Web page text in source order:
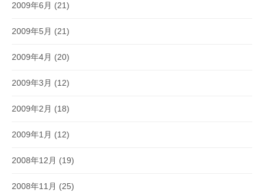
2009年6月 (21)
2009年5月 (21)
2009年4月 (20)
2009年3月 (12)
2009年2月 (18)
2009年1月 (12)
2008年12月 (19)
2008年11月 (25)